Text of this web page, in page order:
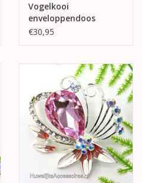
Vogelkooi
enveloppendoos
fuchsia en wit versierd
€30,95